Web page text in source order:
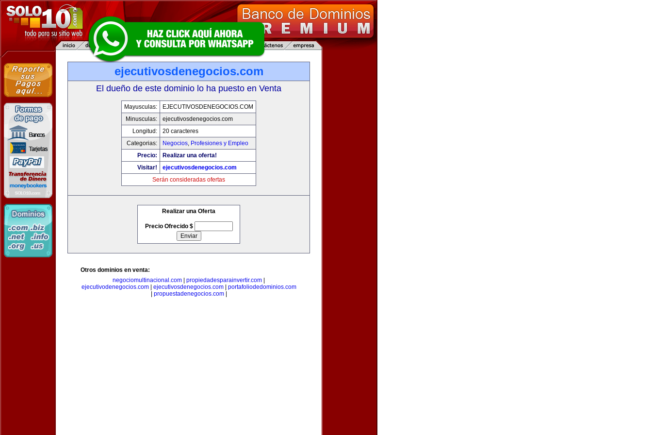
ejecutivosdenegocios.com
El dueño de este dominio lo ha puesto en Venta
Mayusculas:
EJECUTIVOSDENEGOCIOS.COM
Minusculas:
ejecutivosdenegocios.com
Longitud:
20 caracteres
Categorias:
Negocios, Profesiones y Empleo
Precio:
Realizar una oferta!
Visitar!
ejecutivosdenegocios.com
Serán consideradas ofertas
Realizar una Oferta
Precio Ofrecido $
Otros dominios en venta:
negociomultinacional.com
propiedadesparainvertir.com
ejecutivodenegocios.com| ejecutivosdenegocios.com| portafoliodedominios.com
propuestadenegocios.com|